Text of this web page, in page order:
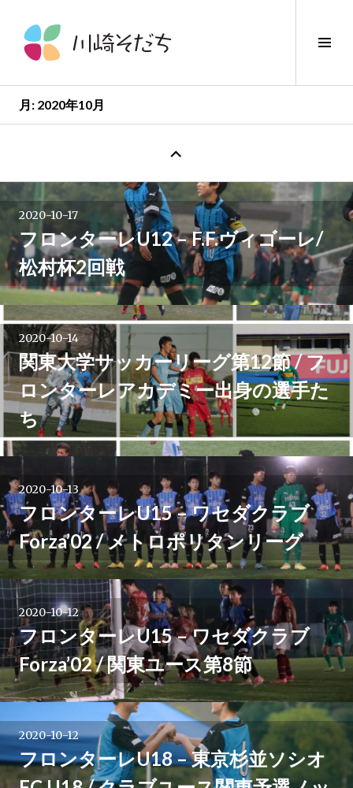
ツ
ス
プ
サ
月: 2020年10月
2020-10-17
フロンターレU12 – F.F.ヴィゴーレ/
松村杯2回戦
2020-10-14
関東大学サッカーリーグ第12節 / フ
ロンターレアカデミー出身の選手た
ち
2020-10-13
フロンターレU15 – ワセダクラブ
Forza’02 / メトロポリタンリーグ
2020-10-12
フロンターレU15 – ワセダクラブ
Forza’02 / 関東ユース第8節
2020-10-12
フロンターレU18 – 東京杉並ソシオ
投
稿
ナ
ビ
ゲ
ー
シ
ョ
ン
投
稿